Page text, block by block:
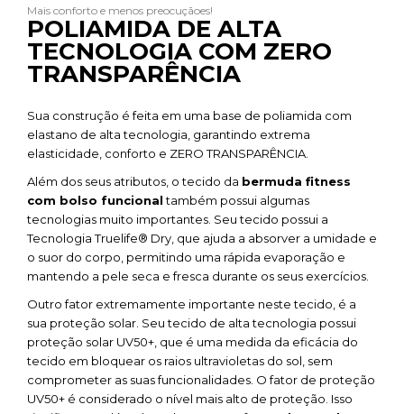
Mais conforto e menos preocuçãoes!
POLIAMIDA DE ALTA
TECNOLOGIA COM ZERO
TRANSPARÊNCIA
Sua construção é feita em uma base de poliamida com
elastano de alta tecnologia, garantindo extrema
elasticidade, conforto e ZERO TRANSPARÊNCIA.
Além dos seus atributos, o tecido da bermuda fitness
com bolso funcionaltambém possui algumas
tecnologias muito importantes. Seu tecido possui a
Tecnologia Truelife® Dry, que ajuda a absorver a umidade e
o suor do corpo, permitindo uma rápida evaporação e
mantendo a pele seca e fresca durante os seus exercícios.
Outro fator extremamente importante neste tecido, é a
sua proteção solar. Seu tecido de alta tecnologia possui
proteção solar UV50+, que é uma medida da eficácia do
tecido em bloquear os raios ultravioletas do sol, sem
comprometer as suas funcionalidades. O fator de proteção
UV50+ é considerado o nível mais alto de proteção. Isso